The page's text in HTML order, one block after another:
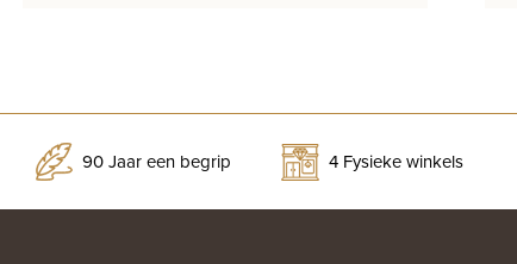
90 Jaar een begrip 4 Fysieke winkels